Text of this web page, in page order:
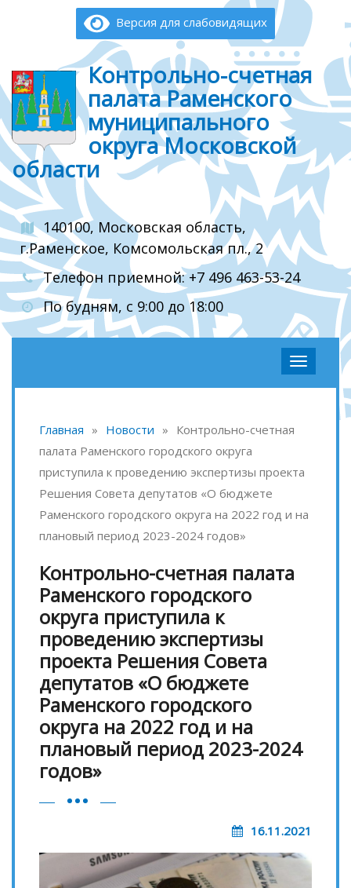
Версия для слабовидящих
Контрольно-счетная
палата Раменского
муниципального
округа Московской
области
140100, Московская область,
г.Раменское, Комсомольская пл., 2
Телефон приемной: +7 496 463-53-24
По будням, с 9:00 до 18:00
Главная » Новости » Контрольно-счетная
палата Раменского городского округа
приступила к проведению экспертизы проекта
Решения Совета депутатов «О бюджете
Раменского городского округа на 2022 год и на
плановый период 2023-2024 годов»
Контрольно-счетная палата
Раменского городского
округа приступила к
проведению экспертизы
проекта Решения Совета
депутатов «О бюджете
Раменского городского
округа на 2022 год и на
плановый период 2023-2024
годов»
16.11.2021